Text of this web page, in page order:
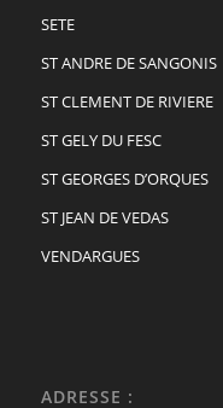
SETE
ST ANDRE DE SANGONIS
ST CLEMENT DE RIVIERE
ST GELY DU FESC
ST GEORGES D’ORQUES
ST JEAN DE VEDAS
VENDARGUES
ADRESSE :